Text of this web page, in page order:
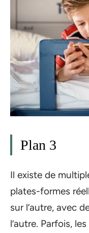
Plan 3
Il existe de
plates-formes
sur l’autre, avec
l’autre. Parfois,